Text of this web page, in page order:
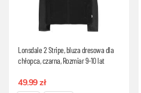
Lonsdale 2 Stripe, bluza dresowa dla
chłopca, czarna, Rozmiar 9-10 lat
49.99 zł